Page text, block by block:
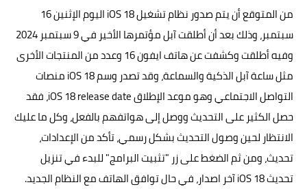
من المتوقع أن يتم صدور نظامتشغيل
iOS 18 اليوم الإثنين 16
سبتمبر، وذلك بعد أن أطلقت آبل مؤتمرها الأخير في 9 سبتمبر 2024
وفيه أطلقت وكشفت عن هاتف ايفون 16 وعدد من المنتجات الأخرى
مثل ساعة آبل الذكية والسماعة، وقد تصدر وسم iOS 18 منصات
التواصل الاجتماعي وهو موعد الإطلاق iOS 18 release date، فقد
حصل الكثير على التحديث ووصل إلى هواتفهم بالفعل، وكل ما عليك
الانتظار لحين وصول التحديث بشكل رسمي، تأكد من الإعدادات،
تحديث، ومن ثم الضغط على زر "تثبيت البرامج" للبدء في تنزيل
تحديث iOS 18 آخر اصدار، في حال توافق الهاتف مع النظام الجديد.